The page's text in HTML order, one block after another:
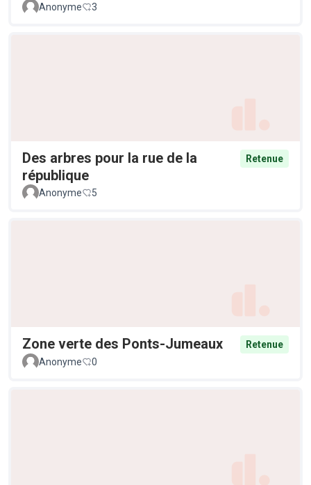
Anonyme 3
Des arbres pour la rue de la
république
Retenue
Anonyme 5
Zone verte des Ponts-Jumeaux
Retenue
Anonyme
0